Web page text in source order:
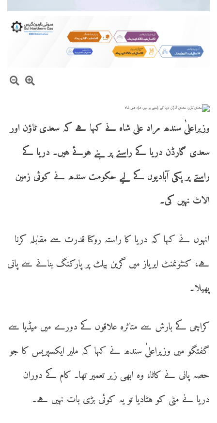
وزیراعلیٰ سندھ مراد علی شاہ نے کہا ہے کہ سعدی ٹاؤن اور
سعدی گارڈن دریا کے راستے پر بنے ہوئے ہیں۔ دریا کے
راستے پر پکی آبادیوں کے لیے حکومت سندھ نے کوئی زمین
الاٹ نہیں کی۔
انہوں نے کہا کہ دریا کا راستہ روکنا قدرت سے مقابلہ کرنا
ہے، کنٹونمنٹ ایریاز میں گرین بیلٹ پر پارکنگ بنانے سے پانی
پھیلا۔
کراچی کے بارش سے متاثرہ علاقوں کے دورے میں میڈیا سے
گفتگو میں وزیراعلیٰ سندھ نے کہا کہ ملیر ایکسپریس کا جو
حصہ پانی نے کاٹا، وہ ابھی زیر تعمیر تھا۔ کام کے دوران
دریا نے مٹی کو ہٹادیا تو یہ کوئی بڑی بات نہیں ہے۔